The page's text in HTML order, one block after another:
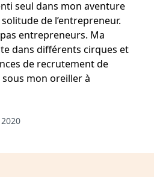
seul dans mon aventure
de l’entrepreneur.
entrepreneurs. Ma
dans différents cirques et
de recrutement de
sous mon oreiller à